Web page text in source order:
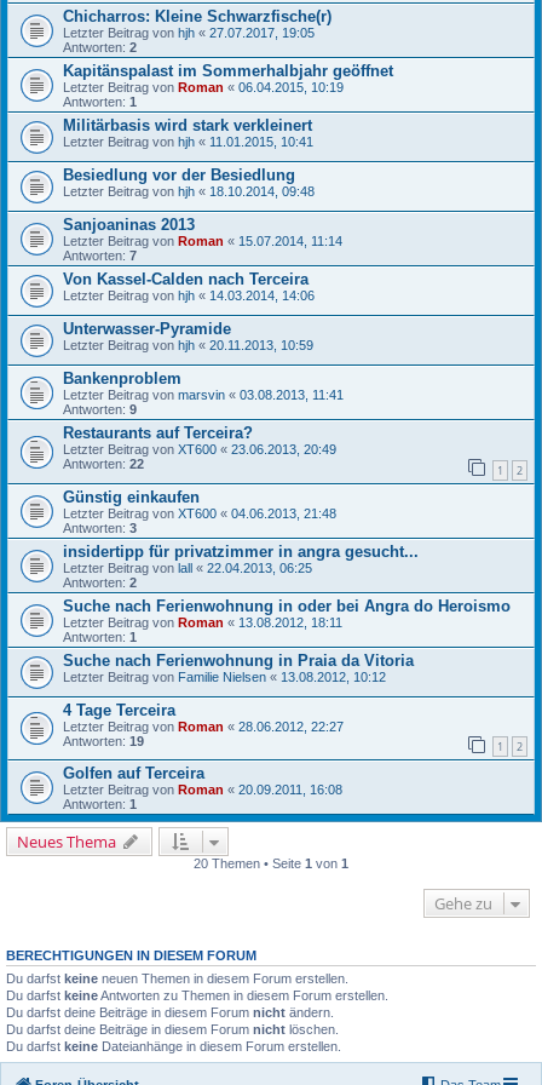
Chicharros: Kleine Schwarzfische(r)
Letzter Beitrag von hjh « 27.07.2017, 19:05
Antworten: 2
Kapitänspalast im Sommerhalbjahr geöffnet
Letzter Beitrag von Roman « 06.04.2015, 10:19
Antworten: 1
Militärbasis wird stark verkleinert
Letzter Beitrag von hjh « 11.01.2015, 10:41
Besiedlung vor der Besiedlung
Letzter Beitrag von hjh « 18.10.2014, 09:48
Sanjoaninas 2013
Letzter Beitrag von Roman « 15.07.2014, 11:14
Antworten: 7
Von Kassel-Calden nach Terceira
Letzter Beitrag von hjh « 14.03.2014, 14:06
Unterwasser-Pyramide
Letzter Beitrag von hjh « 20.11.2013, 10:59
Bankenproblem
Letzter Beitrag von marsvin « 03.08.2013, 11:41
Antworten: 9
Restaurants auf Terceira?
Letzter Beitrag von XT600 « 23.06.2013, 20:49
Antworten: 22 1 2
Günstig einkaufen
Letzter Beitrag von XT600 « 04.06.2013, 21:48
Antworten: 3
insidertipp für privatzimmer in angra gesucht...
Letzter Beitrag von lall « 22.04.2013, 06:25
Antworten: 2
Suche nach Ferienwohnung in oder bei Angra do Heroismo
Letzter Beitrag von Roman « 13.08.2012, 18:11
Antworten: 1
Suche nach Ferienwohnung in Praia da Vitoria
Letzter Beitrag von Familie Nielsen « 13.08.2012, 10:12
4 Tage Terceira
Letzter Beitrag von Roman « 28.06.2012, 22:27
Antworten: 19 1 2
Golfen auf Terceira
Letzter Beitrag von Roman « 20.09.2011, 16:08
Antworten: 1
Neues Thema
20 Themen • Seite 1 von 1
Gehe zu
BERECHTIGUNGEN IN DIESEM FORUM
Du darfst keine neuen Themen in diesem Forum erstellen.
Du darfst keineAntworten zu Themen in diesem Forum erstellen.
Du darfst deine Beiträge in diesem Forum nicht ändern.
Du darfst deine Beiträge in diesem Forum nicht löschen.
Du darfst keine Dateianhänge in diesem Forum erstellen.